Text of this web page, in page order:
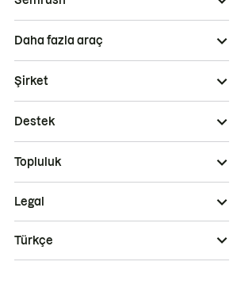
Daha fazla araç
Şirket
Destek
Topluluk
Legal
Türkçe